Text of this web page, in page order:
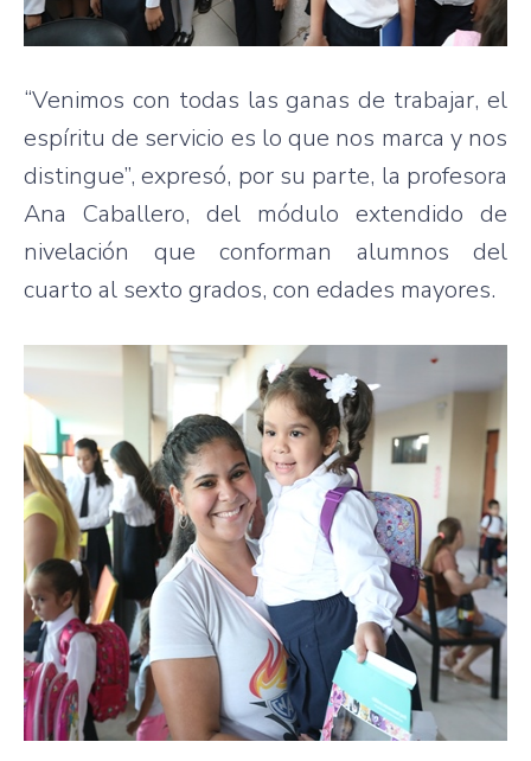
“Venimos con todas las ganas de trabajar, el
espíritu de servicio es lo que nos marca y nos
distingue”, expresó, por su parte, la profesora
Ana Caballero, del módulo extendido de
nivelación que conforman alumnos del
cuarto al sexto grados, con edades mayores.